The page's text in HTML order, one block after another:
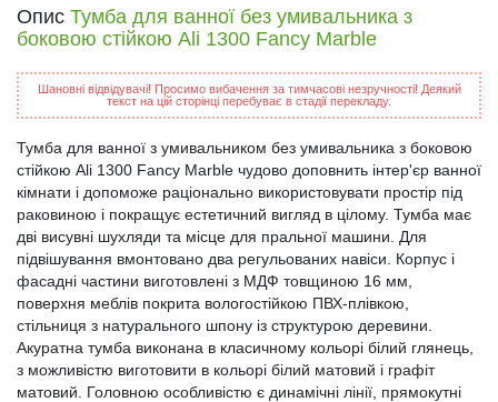
Опис Тумба для ванної без умивальника з
боковою стійкою Ali 1300 Fancy Marble
Шановні відвідувачі! Просимо вибачення за тимчасові незручності! Деякий
текст на цій сторінці перебуває в стадії перекладу.
Тумба для ванної з умивальником без умивальника з боковою
стійкою Ali 1300 Fancy Marble чудово доповнить інтер'єр ванної
кімнати і допоможе раціонально використовувати простір під
раковиною і покращує естетичний вигляд в цілому. Тумба має
дві висувні шухляди та місце для пральної машини. Для
підвішування вмонтовано два регульованих навіси. Корпус і
фасадні частини виготовлені з МДФ товщиною 16 мм,
поверхня меблів покрита вологостійкою ПВХ-плівкою,
стільниця з натурального шпону із структурою деревини.
Акуратна тумба виконана в класичному кольорі білий глянець,
з можливістю виготовити в кольорі білий матовий і графіт
матовий. Головною особливістю є динамічні лінії, прямокутні